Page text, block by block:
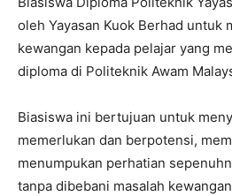
oleh Yayasan Kuok Berhad untuk
kewangan kepada pelajar yang
diploma di Politeknik Awam
Biasiswa ini bertujuan untuk
memerlukan dan berpotensi,
menumpukan perhatian
tanpa dibebani masalah